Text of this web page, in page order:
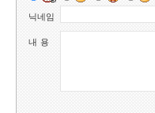
닉네임
내 용